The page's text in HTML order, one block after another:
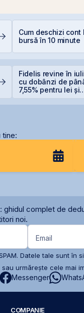
Cum deschizi cont
bursă în 10 minute
Fidelis revine în
cu dobânzi de
7,55% pentru lei și
tine:
complet de
noi.
Email
Datele tale sunt în
sau urmărește cele mai
Messenger
COMPANIE